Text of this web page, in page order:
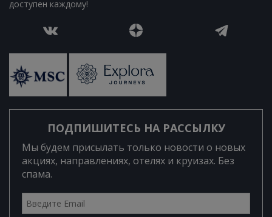
доступен каждому!
ПОДПИШИТЕСЬ НА РАССЫЛКУ
Мы будем присылать только новости о новых
акциях, направлениях, отелях и круизах. Без
спама.